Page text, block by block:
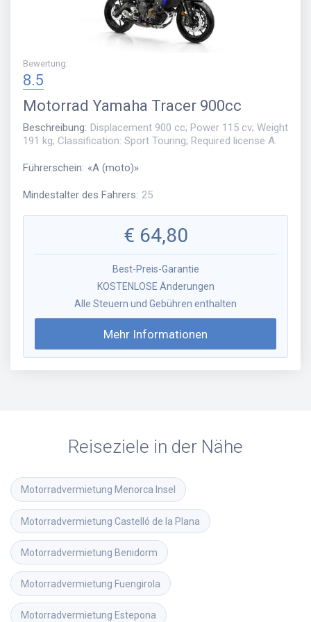
Bewertung:
8.5
Motorrad Yamaha Tracer 900cc
Beschreibung: Displacement 900 cc; Power 115 cv; Weight
191 kg; Classification: Sport Touring; Required license A.
Führerschein: «A (moto)»
Mindestalter des Fahrers: 25
€ 64,80
Best-Preis-Garantie
KOSTENLOSE Änderungen
Alle Steuern und Gebühren enthalten
Mehr Informationen
Reiseziele in der Nähe
Motorradvermietung Menorca Insel
Motorradvermietung Castelló de la Plana
Motorradvermietung Benidorm
Motorradvermietung Fuengirola
Motorradvermietung Estepona